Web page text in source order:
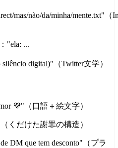
mas/não/da/minha/mente.txt"（
："ela: ...
silêncio digital)"（Twitter文学）
💜"（口語＋絵文字）
（くだけた謝罪の構造）
de DM que tem desconto"（プラ